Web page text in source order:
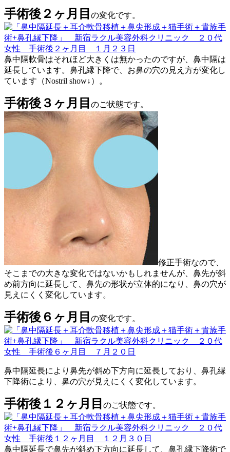
手術後２ヶ月目 の変化です。
鼻中隔軟骨はそれほど大きくは無かったのですが、鼻中隔は
延長しています。鼻孔縁下降で、お鼻の穴の見え方が変化し
ています（Nostril show↓）。
手術後３ヶ月目 のご状態です。
修正手術なので、
そこまでの大きな変化ではないかもしれませんが、鼻先が斜
め前方向に延長して、鼻先の形状が立体的になり、鼻の穴が
見えにくく変化しています。
手術後６ヶ月目 の変化です。
鼻中隔延長により鼻先が斜め下方向に延長しており、鼻孔縁
下降術により、鼻の穴が見えにくく変化しています。
手術後１２ヶ月目 のご状態です。
鼻中隔延長で鼻先が斜め下方向に延長して、鼻孔縁下降術で